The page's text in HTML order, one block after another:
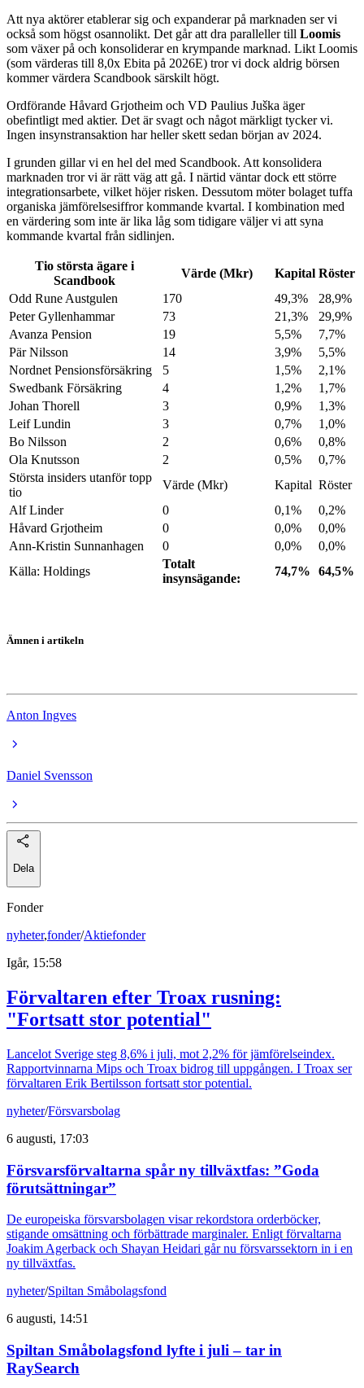
Att nya aktörer etablerar sig och expanderar på marknaden ser vi
också som högst osannolikt. Det går att dra paralleller till Loomis
som växer på och konsoliderar en krympande marknad. Likt Loomis
(som värderas till 8,0x Ebita på 2026E) tror vi dock aldrig börsen
kommer värdera Scandbook särskilt högt.
Ordförande Håvard Grjotheim och VD Paulius Juška äger
obefintligt med aktier. Det är svagt och något märkligt tycker vi.
Ingen insynstransaktion har heller skett sedan början av 2024.
I grunden gillar vi en hel del med Scandbook. Att konsolidera
marknaden tror vi är rätt väg att gå. I närtid väntar dock ett större
integrationsarbete, vilket höjer risken. Dessutom möter bolaget tuffa
organiska jämförelsesiffror kommande kvartal. I kombination med
en värdering som inte är lika låg som tidigare väljer vi att syna
kommande kvartal från sidlinjen.
Tio största ägare i
Scandbook
Värde (Mkr) Kapital Röster
Odd Rune Austgulen
170 49,3%
28,9%
Peter Gyllenhammar
73 21,3%
29,9%
Avanza Pension
19 5,5%
7,7%
Pär Nilsson
14 3,9%
5,5%
Nordnet Pensionsförsäkring
5 1,5%
2,1%
Swedbank Försäkring
4 1,2%
1,7%
Johan Thorell
3 0,9%
1,3%
Leif Lundin
3 0,7%
1,0%
Bo Nilsson
2 0,6%
0,8%
Ola Knutsson
2 0,5%
0,7%
Största insiders utanför topp
tio
Värde (Mkr) Kapital Röster
Alf Linder
0 0,1%
0,2%
Håvard Grjotheim
0 0,0%
0,0%
Ann-Kristin Sunnanhagen
0 0,0%
0,0%
Källa: Holdings
Totalt
insynsägande:
74,7% 64,5%
Ämnen i artikeln
Anton Ingves
Daniel Svensson
Dela
Fonder
nyheter,fonder/Aktiefonder
Igår, 15:58
Förvaltaren efter Troax rusning:
"Fortsatt stor potential"
Lancelot Sverige steg 8,6% i juli, mot 2,2% för jämförelseindex.
Rapportvinnarna Mips och Troax bidrog till uppgången. I Troax ser
förvaltaren Erik Bertilsson fortsatt stor potential.
nyheter/Försvarsbolag
6 augusti, 17:03
Försvarsförvaltarna spår ny tillväxtfas: ”Goda
förutsättningar”
De europeiska försvarsbolagen visar rekordstora orderböcker,
stigande omsättning och förbättrade marginaler. Enligt förvaltarna
Joakim Agerback och Shayan Heidari går nu försvarssektorn in i en
ny tillväxtfas.
nyheter/Spiltan Småbolagsfond
6 augusti, 14:51
Spiltan Småbolagsfond lyfte i juli – tar in
RaySearch